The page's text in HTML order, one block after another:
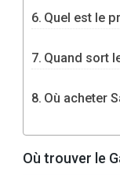
Quel est le
Quand sort
Où acheter
Où trouver le